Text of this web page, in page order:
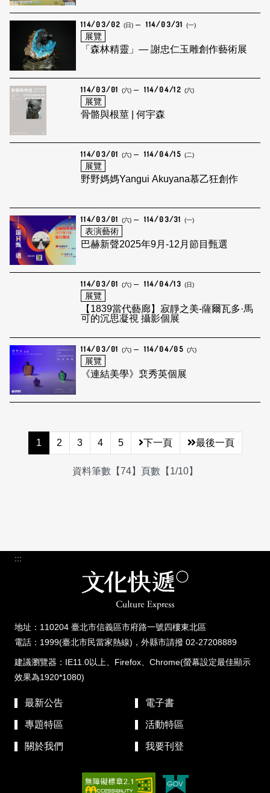
114/03/02 (日) 114/03/31 (一)
展覽
「森林精靈」— 謝忠仁玉雕創作藝術展
114/03/01 (六) 114/04/12 (六)
展覽
骨骼與根莖 | 何宇森
114/03/01 (六) 114/04/15 (二)
展覽
野野媽媽Yangui Akuyana慕乙狂創作
114/03/01 (六) 114/03/31 (一)
表演藝術
巴赫新聲2025年9月-12月節目甄選
114/03/01 (六) 114/04/13 (日)
展覽
【1839當代藝廊】寂靜之美-薩爾瓦多·⾺
可的沉思凝視 攝影個展
114/03/01 (六) 114/04/05 (六)
展覽
《連結美學》裵秀英個展
1 2 3 4 5 下一頁 最後一頁
資料筆數【74】頁數【1/10】
:::
地址：110204 臺北市信義區市府路一號四樓東北區
電話：1999(臺北市民當家熱線)，外縣市請撥 02-27208889
建議瀏覽器：IE11.0以上、Firefox、Chrome(螢幕設定最佳顯示
效果為1920*1080)
最新公告 電子書
專題特區 活動特區
關於我們 我要刊登